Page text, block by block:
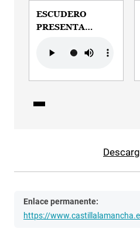
ESCUDERO
PRESENTA
TU ESPACIO
Enlace permanente:
https://